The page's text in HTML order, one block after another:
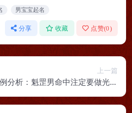
男宝宝起名
分享 收藏 点赞(0)
上一篇
分析：魁罡男命中注定要做光棍
吗？为何迟迟得不到女人的芳心